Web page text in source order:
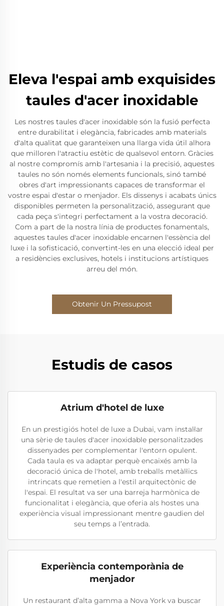
Eleva l'espai amb exquisides
taules d'acer inoxidable
Les nostres taules d'acer inoxidable són la fusió perfecta
entre durabilitat i elegància, fabricades amb materials
d'alta qualitat que garanteixen una llarga vida útil alhora
que milloren l'atractiu estètic de qualsevol entorn. Gràcies
al nostre compromís amb l'artesania i la precisió, aquestes
taules no són només elements funcionals, sinó també
obres d'art impressionants capaces de transformar el
vostre espai d'estar o menjador. Els dissenys i acabats únics
disponibles permeten la personalització, assegurant que
cada peça s'integri perfectament a la vostra decoració.
Com a part de la nostra línia de productes fonamentals,
aquestes taules d'acer inoxidable encarnen l'essència del
luxe i la sofisticació, convertint-les en una elecció ideal per
a residències exclusives, hotels i institucions artístiques
arreu del món.
Obtenir Un Pressupost
Estudis de casos
Atrium d'hotel de luxe
En un prestigiós hotel de luxe a Dubai, vam instal·lar
una sèrie de taules d'acer inoxidable personalitzades
dissenyades per complementar l'entorn opulent.
Cada taula es va adaptar perquè encaixés amb la
decoració única de l'hotel, amb treballs metàl·lics
intrincats que remetien a l'estil arquitectònic de
l'espai. El resultat va ser una barreja harmònica de
funcionalitat i elegància, que oferia als hostes una
experiència visual impressionant mentre gaudien del
seu temps a l’entrada.
Experiència contemporània de
menjador
Un restaurant d’alta gamma a Nova York va buscar